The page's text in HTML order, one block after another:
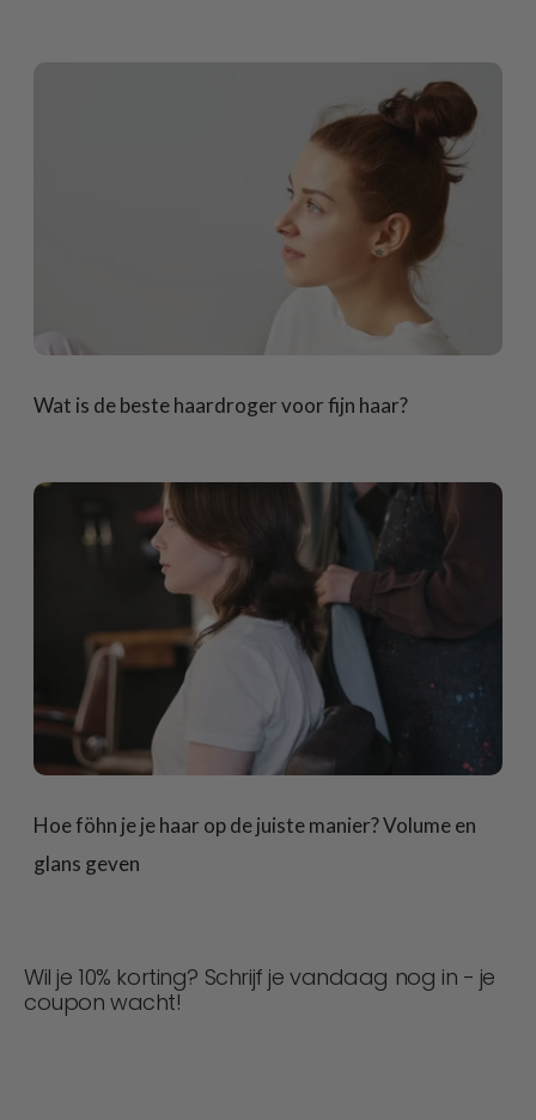
Wat is de beste haardroger voor fijn haar?
Hoe föhn je je haar op de juiste manier? Volume en
glans geven
Wil je 10% korting? Schrijf je vandaag nog in - je
coupon wacht!